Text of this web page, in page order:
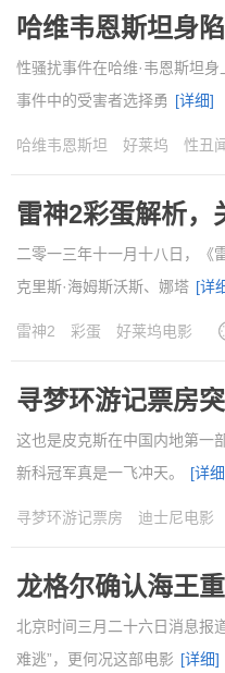
哈维韦恩斯坦身
性骚扰事件在哈维·韦恩斯坦
事件中的受害者选择勇 [详细]
哈维韦恩斯坦 好莱坞 性丑
雷神2彩蛋解析，
二零一三年十一月十八日，《
克里斯·海姆斯沃斯、娜塔 [详
雷神2 彩蛋 好莱坞电影
寻梦环游记票房
这也是皮克斯在中国内地第一
新科冠军真是一飞冲天。
[详
寻梦环游记票房 迪士尼电影
龙格尔确认海王
北京时间三月二十六日消息报
难逃”，更何况这部电影 [详细]